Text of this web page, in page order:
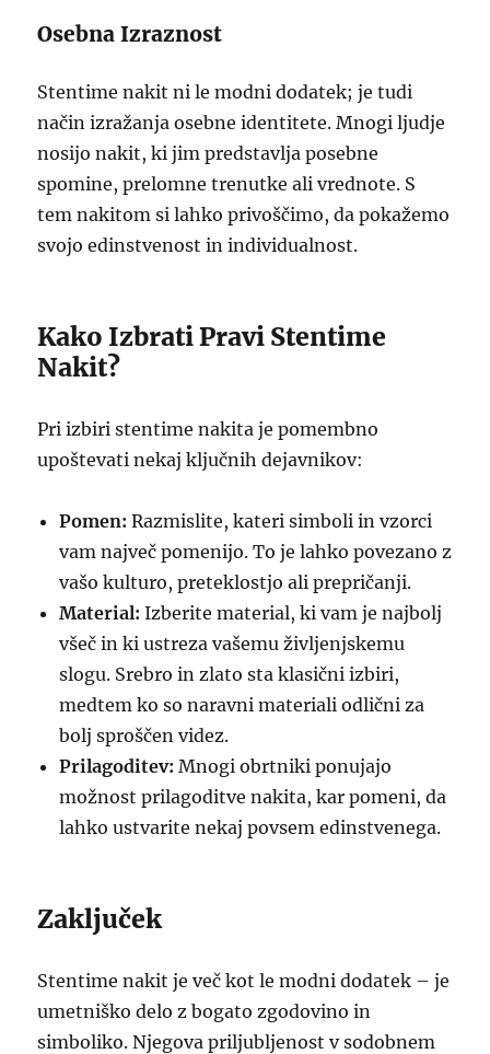
Osebna Izraznost
Stentime nakit ni le modni dodatek; je tudi
način izražanja osebne identitete. Mnogi ljudje
nosijo nakit, ki jim predstavlja posebne
spomine, prelomne trenutke ali vrednote. S
tem nakitom si lahko privoščimo, da pokažemo
svojo edinstvenost in individualnost.
Kako Izbrati Pravi Stentime
Nakit?
Pri izbiri stentime nakita je pomembno
upoštevati nekaj ključnih dejavnikov:
Pomen: Razmislite, kateri simboli in vzorci
vam največ pomenijo. To je lahko povezano z
vašo kulturo, preteklostjo ali prepričanji.
Material: Izberite material, ki vam je najbolj
všeč in ki ustreza vašemu življenjskemu
slogu. Srebro in zlato sta klasični izbiri,
medtem ko so naravni materiali odlični za
bolj sproščen videz.
Prilagoditev: Mnogi obrtniki ponujajo
možnost prilagoditve nakita, kar pomeni, da
lahko ustvarite nekaj povsem edinstvenega.
Zaključek
Stentime nakit je več kot le modni dodatek – je
umetniško delo z bogato zgodovino in
simboliko. Njegova priljubljenost v sodobnem